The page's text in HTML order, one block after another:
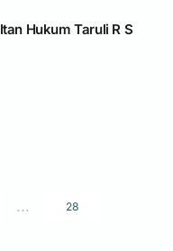
Hukum Taruli R S
... 28